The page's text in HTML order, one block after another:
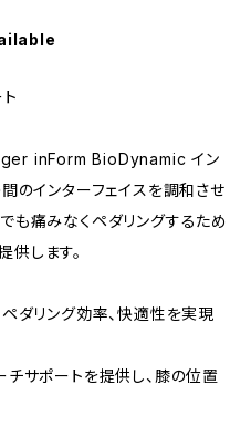
inForm BioDynamic イン
間のインターフェイスを調和させ
も痛みなくペダリングするため
します。
ダリング効率、快適性を実現
サポートを提供し、膝の位置